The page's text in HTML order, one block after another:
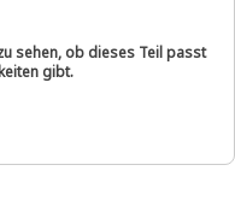
sehen, ob dieses Teil passt
gibt.